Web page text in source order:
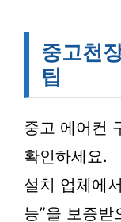
중고천
팁
중고 에어컨
확인하세요.
설치 업체에
능”을 보증받